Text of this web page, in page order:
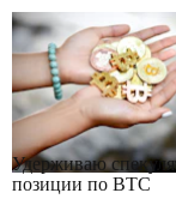
RRCNEWS_RU
Удерживаю
позиции по BTC